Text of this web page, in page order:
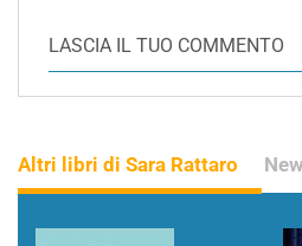
LASCIA IL TUO COMMENTO
Altri libri di Sara Rattaro